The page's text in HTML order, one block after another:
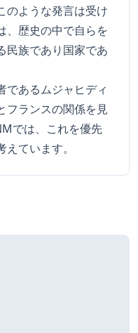
のような発言は受け
、歴史の中で自らを
民族であり国家であ
であるムジャヒディ
フランスの関係を見
では、これを優先
ています。